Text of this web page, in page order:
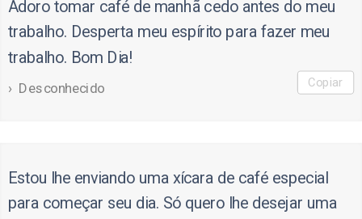
Adoro tomar café de manhã cedo antes do meu
trabalho. Desperta meu espírito para fazer meu
trabalho. Bom Dia!
Desconhecido Copiar
Estou lhe enviando uma xícara de café especial
para começar seu dia. Só quero lhe desejar uma